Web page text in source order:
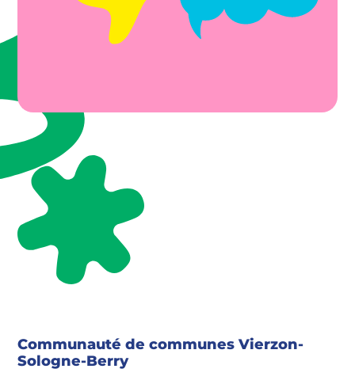
Communauté de communes Vierzon-
Sologne-Berry